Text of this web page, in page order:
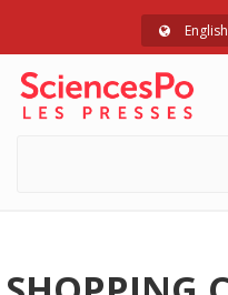
English